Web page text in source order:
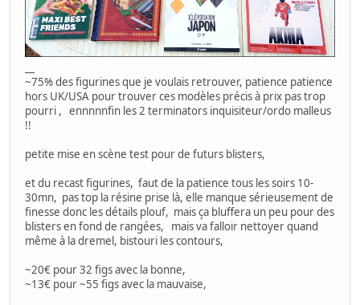
~75% des figurines que je voulais retrouver, patience patience
hors UK/USA pour trouver ces modèles précis à prix pas trop
pourri , ennnnnfin les 2 terminators inquisiteur/ordo malleus
!!
petite mise en scène test pour de futurs blisters,
et du recast figurines, faut de la patience tous les soirs 10-
30mn, pas top la résine prise là, elle manque sérieusement de
finesse donc les détails plouf, mais ça bluffera un peu pour des
blisters en fond de rangées, mais va falloir nettoyer quand
même à la dremel, bistouri les contours,
~20€ pour 32 figs avec la bonne,
~13€ pour ~55 figs avec la mauvaise,